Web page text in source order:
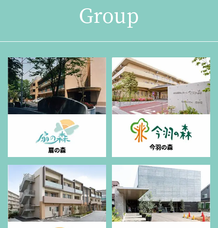
Group
扇の森 今羽の森